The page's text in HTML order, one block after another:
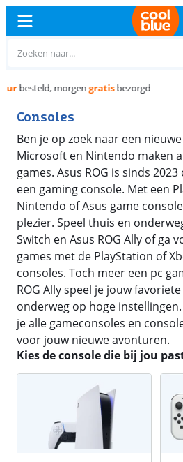
Consoles
Ben je op zoek naar een
Microsoft en Nintendo maken
games. Asus ROG is sinds
een gaming console. Met een
Nintendo of Asus game
plezier. Speel thuis en
Switch en Asus ROG Ally of ga
games met de PlayStation of
consoles. Toch meer een pc
ROG Ally speel je jouw
onderweg op hoge
je alle gameconsoles en
voor jouw nieuwe avonturen.
Kies de console die bij jou